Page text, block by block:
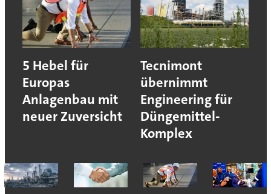
5 Hebel für
Europas
Anlagenbau mit
neuer Zuversicht
Tecnimont
übernimmt
Engineering für
Düngemittel-
Komplex